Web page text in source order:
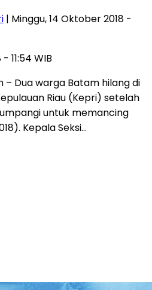
| Minggu, 14 Oktober 2018 -
11:54 WIB
– Dua warga Batam hilang di
Riau (Kepri) setelah
untuk memancing
Kepala Seksi…